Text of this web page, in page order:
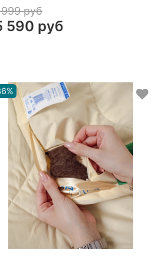
999 руб
590 руб